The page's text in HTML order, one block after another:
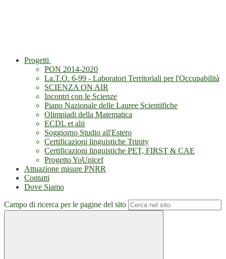
Progetti
PON 2014-2020
La.T.O. 6-99 - Laboratori Territoriali per l'Occupabilità
SCIENZA ON AIR
Incontri con le Scienze
Piano Nazionale delle Lauree Scientifiche
Olimpiadi della Matematica
ECDL et alii
Soggiorno Studio all'Estero
Certificazioni linguistiche Trinity
Certificazioni linguistiche PET, FIRST & CAE
Progetto YoUnicef
Attuazione misure PNRR
Contatti
Dove Siamo
Campo di ricerca per le pagine del sito